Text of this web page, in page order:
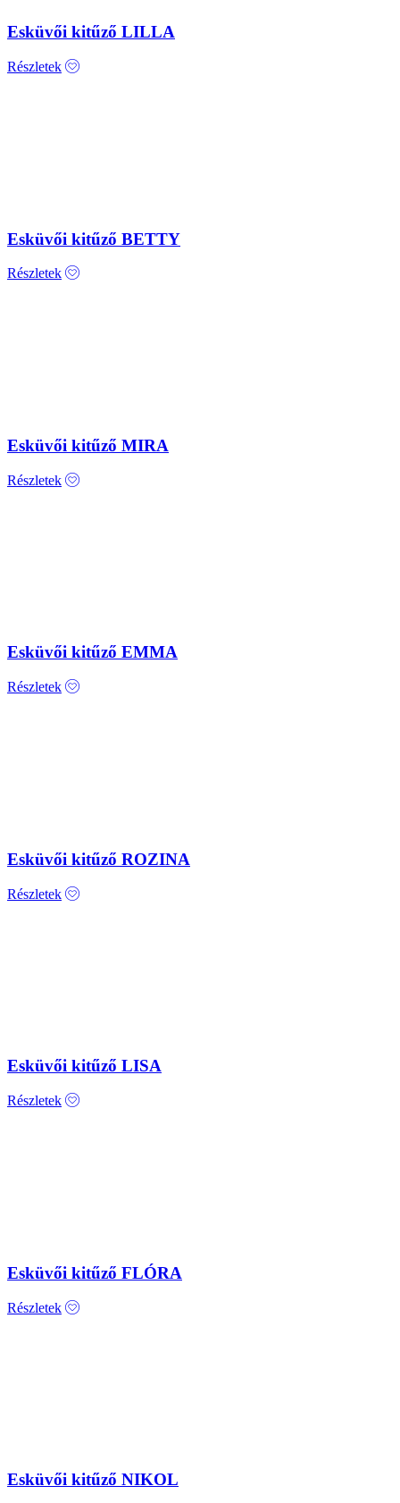
Esküvői kitűző LILLA
Részletek
Esküvői kitűző BETTY
Részletek
Esküvői kitűző MIRA
Részletek
Esküvői kitűző EMMA
Részletek
Esküvői kitűző ROZINA
Részletek
Esküvői kitűző LISA
Részletek
Esküvői kitűző FLÓRA
Részletek
Esküvői kitűző NIKOL